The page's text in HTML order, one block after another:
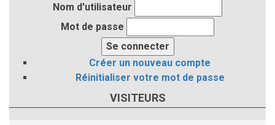
Nom d'utilisateur
Mot de passe
Créer un nouveau compte
Réinitialiser votre mot de passe
VISITEURS